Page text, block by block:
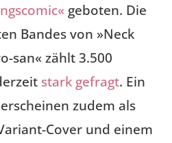
geboten. Die
Bandes von »Neck
san« zählt 3.500
stark gefragt. Ein
zudem als
Cover und einem